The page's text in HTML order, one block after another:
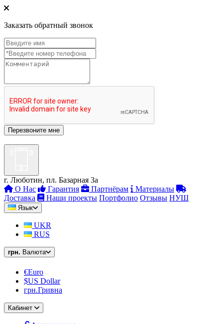
Заказать обратный звонок
г. Люботин, пл. Базарная 3а
О Нас
Гарантия Партнёрам
Материалы
Доставка
Наши проекты Портфолио Отзывы НУШ
Язык
UKR
RUS
грн. Валюта
€Euro
$US Dollar
грн.Гривна
Кабинет